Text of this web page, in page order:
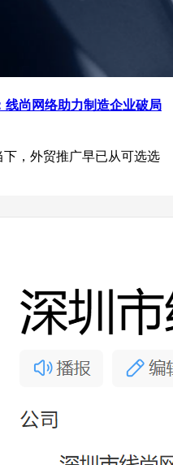
线尚网络助力制造企业破局
，外贸推广早已从可选选